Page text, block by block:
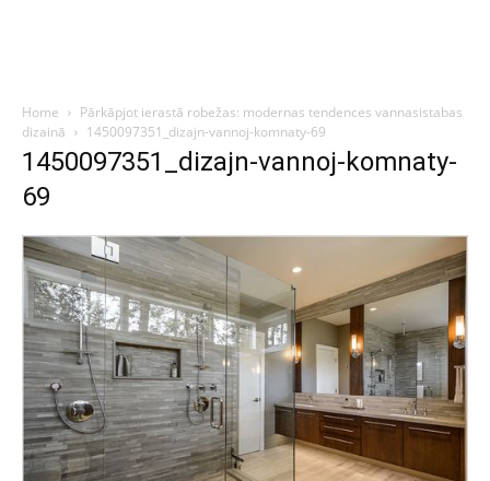
Home
Pārkāpjot ierastā robežas: modernas tendences vannasistabas
dizainā
1450097351_dizajn-vannoj-komnaty-69
1450097351_dizajn-vannoj-komnaty-
69